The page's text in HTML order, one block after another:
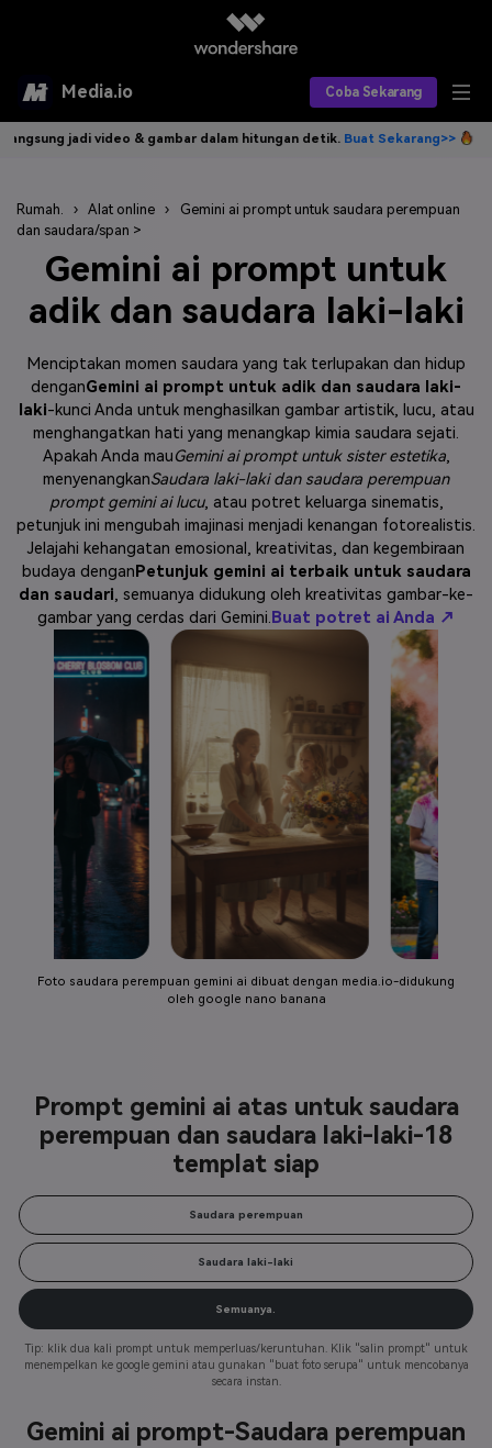
Media.io Coba Sekarang
Alat AI
AI Video
AI Audio
Model AI yang Didukung
Asisten Video AI
Editor Video AI
Editor Audio AI
Find More Solutions >>
Efek Video
Efek Foto
Sumber Daya
Panduan Pengguna Apa yang Baru
FAQs Hubungi Kami
Tips & Tutorial AI
Postingan Terbaru
Jelajahi Lebih Banyak >>
Harga
Veo3
Masuk
Berkreasi dengan AI
& gambar dalam hitungan detik.Buat Sekarang>> Tulis idemu, AI
Rumah. › Alat online ›
Gemini ai prompt untuk saudara perempuan
dan saudara/span >
Gemini ai prompt untuk
adik dan saudara laki-laki
Menciptakan momen saudara yang tak terlupakan dan hidup
denganGemini ai prompt untuk adik dan saudara laki-
laki-kunci Anda untuk menghasilkan gambar artistik, lucu, atau
menghangatkan hati yang menangkap kimia saudara sejati.
Apakah Anda mauGemini ai prompt untuk sister estetika,
menyenangkanSaudara laki-laki dan saudara perempuan
prompt gemini ai lucu, atau potret keluarga sinematis,
petunjuk ini mengubah imajinasi menjadi kenangan fotorealistis.
Jelajahi kehangatan emosional, kreativitas, dan kegembiraan
budaya dengan Petunjuk gemini ai terbaik untuk saudara
dan saudari, semuanya didukung oleh kreativitas gambar-ke-
gambar yang cerdas dari Gemini. Buat potret ai Anda ↗
Foto saudara perempuan gemini ai dibuat dengan media.io-didukung
oleh google nano banana
Prompt gemini ai atas untuk saudara
perempuan dan saudara laki-laki-18
templat siap
Saudara perempuan
Saudara laki-laki
Semuanya.
Tip: klik dua kali prompt untuk memperluas/keruntuhan. Klik "salin prompt" untuk
menempelkan ke google gemini atau gunakan "buat foto serupa" untuk mencobanya
secara instan.
Gemini ai prompt-Saudara perempuan